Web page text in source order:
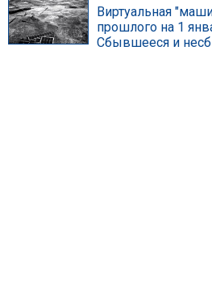
Виртуальная
прошлого на 1
Сбывшееся и